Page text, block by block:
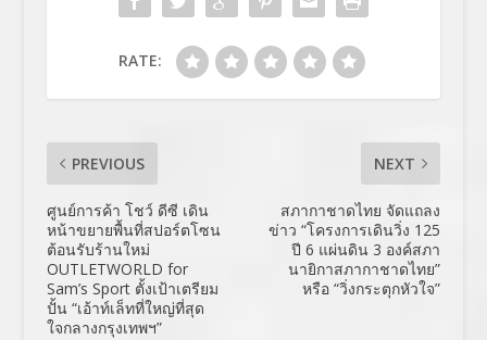
RATE:
PREVIOUS
ศูนย์การค้า โชว์ ดีซี เดิน
หน้าขยายพื้นที่สปอร์ตโซน
ต้อนรับร้านใหม่
OUTLETWORLD for
Sam’s Sport ตั้งเป้าเตรียม
ปั้น “เอ้าท์เล็ทที่ใหญ่ที่สุด
ใจกลางกรุงเทพฯ”
NEXT
สภากาชาดไทย จัดแถลง
ข่าว “โครงการเดินวิ่ง 125
ปี 6 แผ่นดิน 3 องค์สภา
นายิกาสภากาชาดไทย”
หรือ “วิ่งกระตุกหัวใจ”